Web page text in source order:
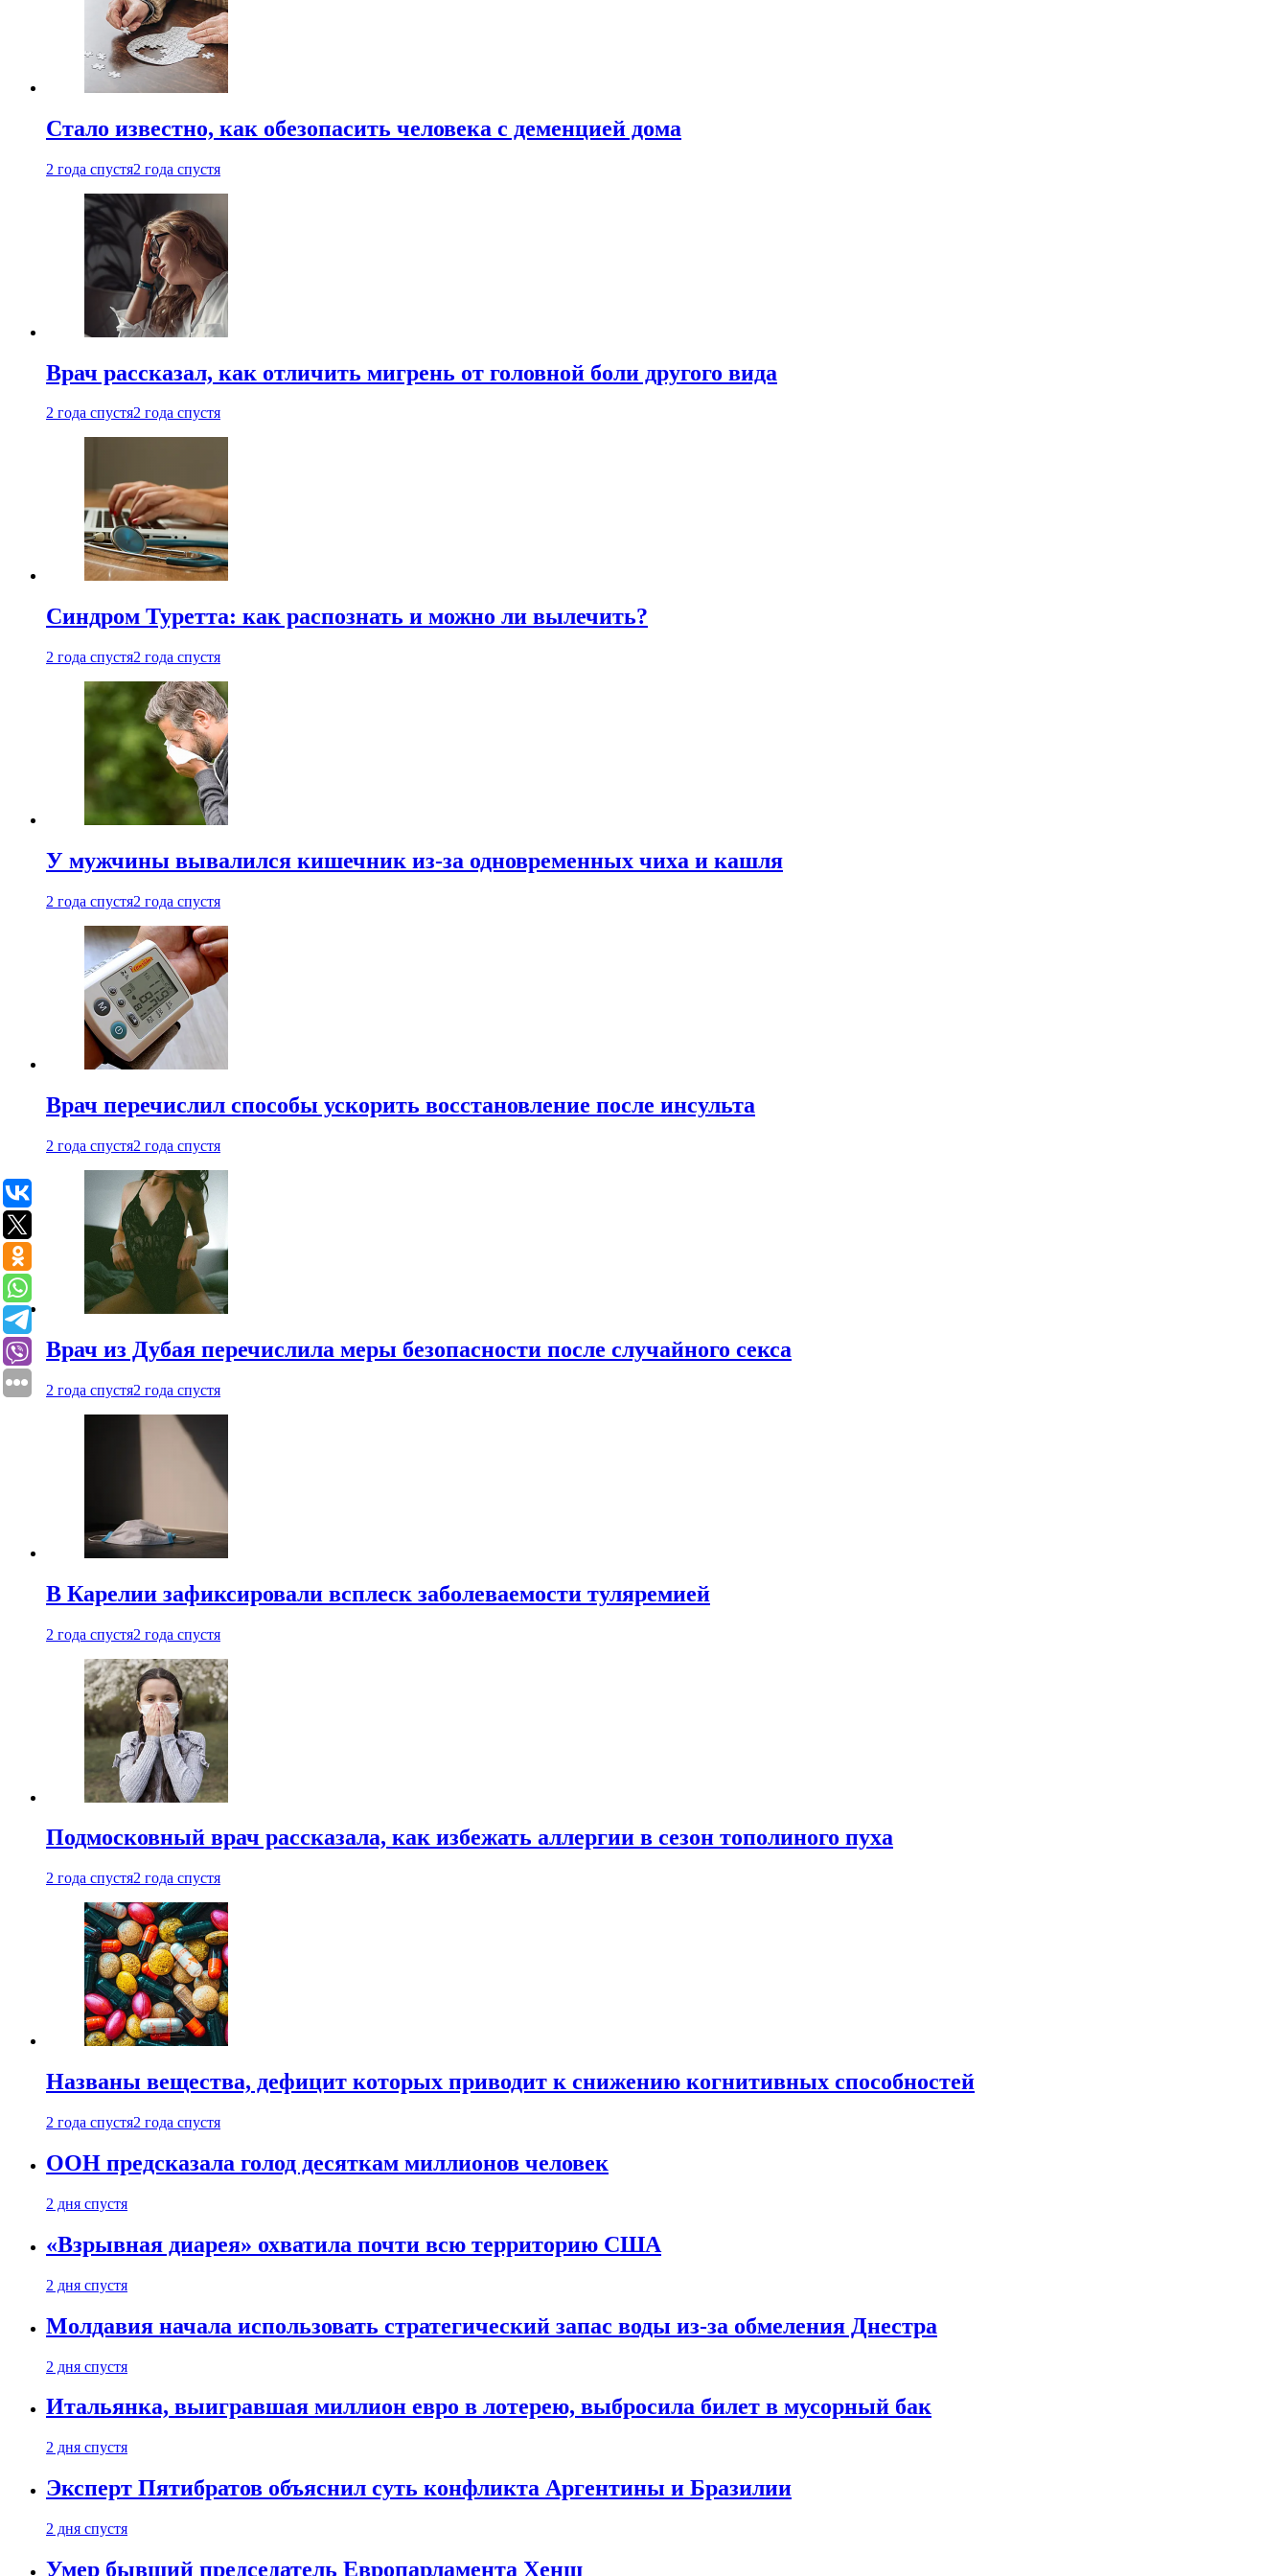
Стало известно, как обезопасить человека с деменцией дома
2 года спустя2 года спустя
Врач рассказал, как отличить мигрень от головной боли другого вида
2 года спустя2 года спустя
Синдром Туретта: как распознать и можно ли вылечить?
2 года спустя2 года спустя
У мужчины вывалился кишечник из-за одновременных чиха и кашля
2 года спустя2 года спустя
Врач перечислил способы ускорить восстановление после инсульта
2 года спустя2 года спустя
Врач из Дубая перечислила меры безопасности после случайного секса
2 года спустя2 года спустя
В Карелии зафиксировали всплеск заболеваемости туляремией
2 года спустя2 года спустя
Подмосковный врач рассказала, как избежать аллергии в сезон тополиного пуха
2 года спустя2 года спустя
Названы вещества, дефицит которых приводит к снижению когнитивных способностей
2 года спустя2 года спустя
ООН предсказала голод десяткам миллионов человек
2 дня спустя
«Взрывная диарея» охватила почти всю территорию США
2 дня спустя
Молдавия начала использовать стратегический запас воды из-за обмеления Днестра
2 дня спустя
Итальянка, выигравшая миллион евро в лотерею, выбросила билет в мусорный бак
2 дня спустя
Эксперт Пятибратов объяснил суть конфликта Аргентины и Бразилии
2 дня спустя
Умер бывший председатель Европарламента Хенш